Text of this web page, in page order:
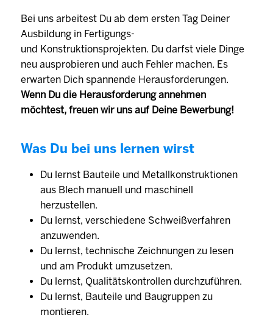
Bei uns arbeitest Du ab dem ersten Tag Deiner
Ausbildung in Fertigungs-
und Konstruktionsprojekten. Du darfst viele Dinge
neu ausprobieren und auch Fehler machen. Es
erwarten Dich spannende Herausforderungen.
Wenn Du die Herausforderung annehmen
möchtest, freuen wir uns auf Deine Bewerbung!
Was Du bei uns lernen wirst
Du lernst Bauteile und Metallkonstruktionen
aus Blech manuell und maschinell
herzustellen.
Du lernst, verschiedene Schweißverfahren
anzuwenden.
Du lernst, technische Zeichnungen zu lesen
und am Produkt umzusetzen.
Du lernst, Qualitätskontrollen durchzuführen.
Du lernst, Bauteile und Baugruppen zu
montieren.